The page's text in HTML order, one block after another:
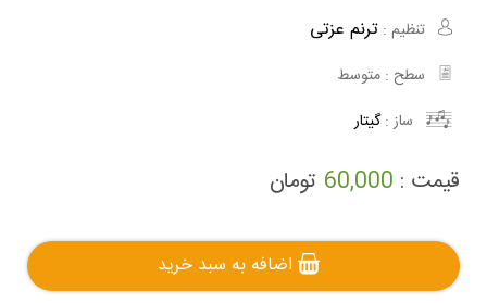
تنظیم : ترنم عزتی
سطح : متوسط
ساز :گیتار
قیمت : 60,000 تومان
اضافه به سبد خرید